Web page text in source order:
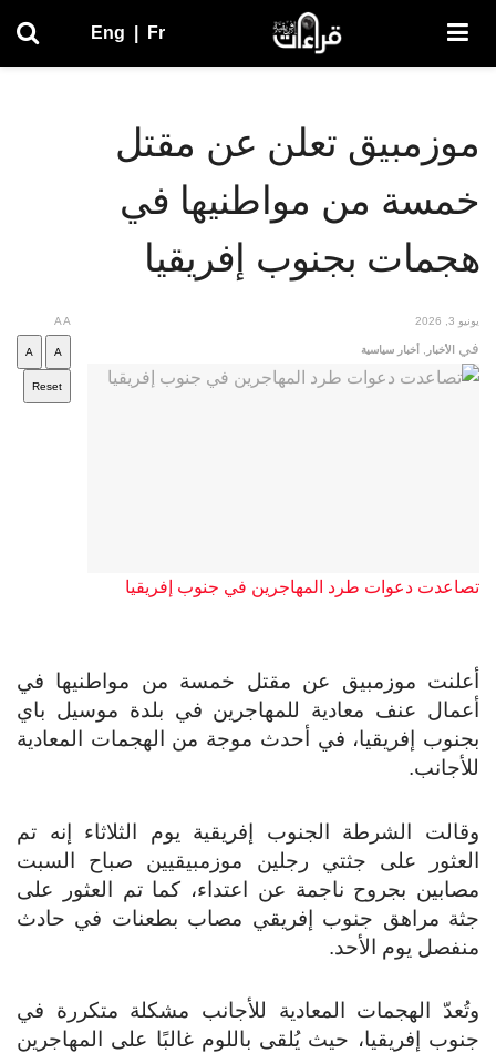
Eng Fr
موزمبيق تعلن عن مقتل
خمسة من مواطنيها في
هجمات بجنوب إفريقيا
يونيو 3, 2026
في الأخبار أخبار سياسية
AA
A
A
Reset
تصاعدت دعوات طرد المهاجرين في جنوب إفريقيا
أعلنت موزمبيق عن مقتل خمسة من مواطنيها في
أعمال عنف معادية للمهاجرين في بلدة موسيل باي
بجنوب إفريقيا، في أحدث موجة من الهجمات المعادية
للأجانب.
وقالت الشرطة الجنوب إفريقية يوم الثلاثاء إنه تم
العثور على جثتي رجلين موزمبيقيين صباح السبت
مصابين بجروح ناجمة عن اعتداء، كما تم العثور على
جثة مراهق جنوب إفريقي مصاب بطعنات في حادث
منفصل يوم الأحد.
وتُعدّ الهجمات المعادية للأجانب مشكلة متكررة في
جنوب إفريقيا، حيث يُلقى باللوم غالبًا على المهاجرين